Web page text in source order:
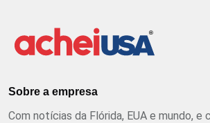
Sobre a empresa
Com notícias da Flórida, EUA e mundo, e